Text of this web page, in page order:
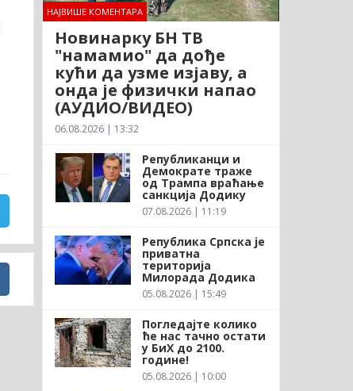
НАЈВИШЕ КОМЕНТАРА
Новинарку БН ТВ
"намамио" да дође
кући да узме изјаву, а
онда је физички напао
(АУДИО/ВИДЕО)
06.08.2026 | 13:32
Републиканци и
Демократе траже
од Трампа враћање
санкција Додику
07.08.2026 | 11:19
Република Српска је
приватна
територија
Милорада Додика
05.08.2026 | 15:49
Погледајте колико
ће нас тачно остати
у БиХ до 2100.
године!
05.08.2026 | 10:00